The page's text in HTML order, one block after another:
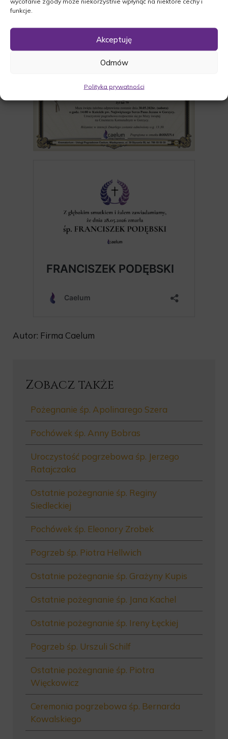
funkcje.
Akceptuję
Odmów
Polityka prywatności
Autor: Firma Caelum
Zobacz także
Pożegnanie śp. Apolinarego Szera
Pochówek śp. Anny Bobras
Uroczystość pogrzebowa śp. Jerzego
Ratajczaka
Ostatnie pożegnanie śp. Reginy
Siedleckiej
Pochówek śp. Eleonory Zrobek
Pogrzeb śp. Piotra Hellwich
Ostatnie pożegnanie śp. Grażyny Kupis
Ostatnie pożegnanie śp. Jana Kachel
Ostatnie pożegnanie śp. Ireny Łęckiej
Pogrzeb śp. Urszuli Schilf
Ostatnie pożegnanie śp. Piotra
Więckowicz
Ceremonia pogrzebowa śp. Bernarda
Kowalskiego